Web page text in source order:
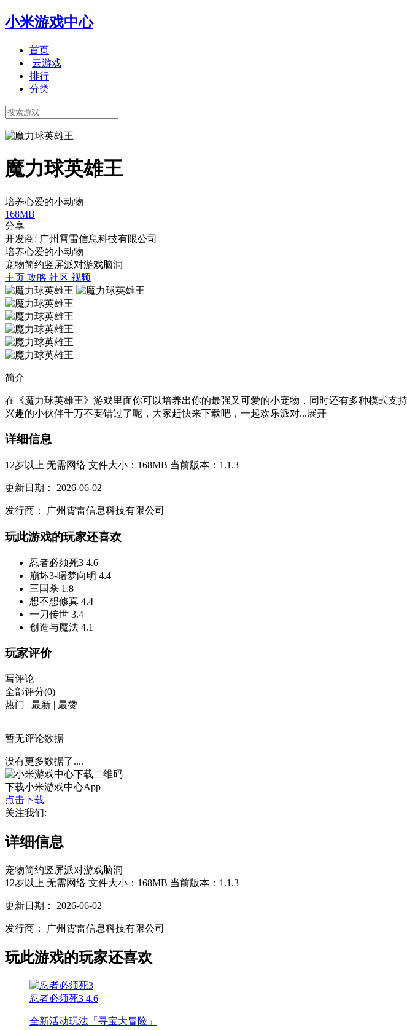
小米游戏中心
首页
云游戏
排行
分类
魔力球英雄王
培养心爱的小动物
168MB
分享
开发商: 广州霄雷信息科技有限公司
培养心爱的小动物
宠物简约竖屏派对游戏脑洞
主页 攻略 社区 视频
简介
在《魔力球英雄王》游戏里面你可以培养出你的最强又可爱的小宠物，同时还有多种模式
兴趣的小伙伴千万不要错过了呢，大家赶快来下载吧，一起欢乐派对...展开
详细信息
12岁以上 无需网络 文件大小：168MB 当前版本：1.1.3
更新日期： 2026-06-02
发行商： 广州霄雷信息科技有限公司
玩此游戏的玩家还喜欢
忍者必须死3 4.6
崩坏3-曙梦向明 4.4
三国杀 1.8
想不想修真 4.4
一刀传世 3.4
创造与魔法 4.1
玩家评价
写评论
全部评分(0)
热门 | 最新 | 最赞
暂无评论数据
没有更多数据了....
下载小米游戏中心App
点击下载
关注我们:
详细信息
宠物简约竖屏派对游戏脑洞
12岁以上 无需网络 文件大小：168MB 当前版本：1.1.3
更新日期： 2026-06-02
发行商： 广州霄雷信息科技有限公司
玩此游戏的玩家还喜欢
忍者必须死3 4.6
全新活动玩法「寻宝大冒险」